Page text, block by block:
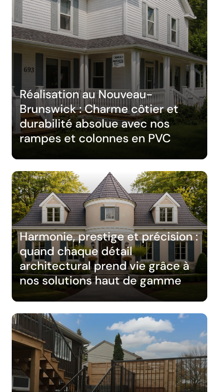
Réalisation au Nouveau-
Brunswick : Charme côtier et
durabilité absolue avec nos
rampes et colonnes en PVC
Harmonie, prestige et précision :
quand chaque détail
architectural prend vie grâce à
nos solutions haut de gamme